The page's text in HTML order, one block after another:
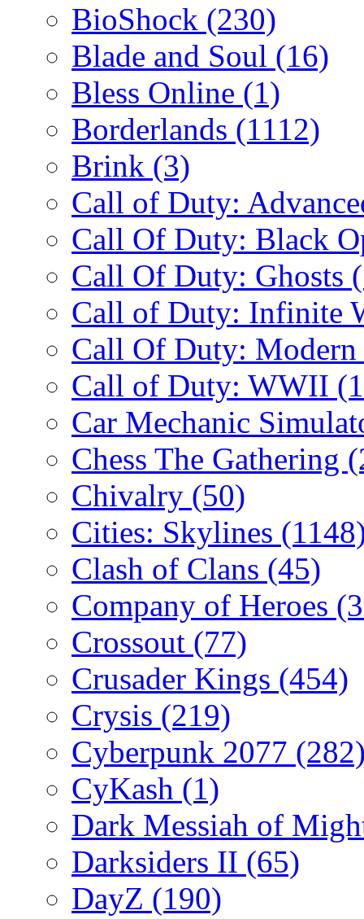
BioShock (230)
Blade and Soul (16)
Bless Online (1)
Borderlands (1112)
Brink (3)
Call of Duty:
Call Of Duty: Black
Call Of Duty: Ghosts
Call of Duty: Infinite
Call Of Duty:
Call of Duty: WWII
Car Mechanic
Chess The Gathering
Chivalry (50)
Cities: Skylines
Clash of Clans (45)
Company of Heroes
Crossout (77)
Crusader Kings (454)
Crysis (219)
Cyberpunk 2077
CyKash (1)
Dark Messiah of
Darksiders II (65)
DayZ (190)